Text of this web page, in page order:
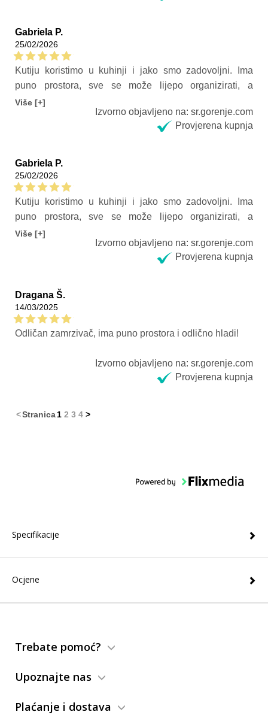
Gabriela P.
25/02/2026
Kutiju koristimo u kuhinji i jako smo zadovoljni. Ima
puno prostora, sve se može lijepo organizirati, a
poklopac se lako otvara i zatvara. Iznimno je tiha, uopće
je se ne čuje dok radi. Savršeno održava temperaturu i
Više [+]
Izvorno objavljeno na: sr.gorenje.com
Provjerena kupnja
Gabriela P.
25/02/2026
Kutiju koristimo u kuhinji i jako smo zadovoljni. Ima
puno prostora, sve se može lijepo organizirati, a
poklopac se lako otvara i zatvara. Ono što nam je
posebno važno jest da je izuzetno tiha - gotovo nečujna,
što je idealno jer je u kuhinji. Savršeno održava
kvalitetnom i pouzdanom. Za svaku preporuku, posebno
ako tražite tihu i praktičnu zamrzivačicu za svakodnevnu
upotrebu.
Više [+]
Izvorno objavljeno na: sr.gorenje.com
Provjerena kupnja
Dragana Š.
14/03/2025
Odličan zamrzivač, ima puno prostora i odlično hladi!
Izvorno objavljeno na: sr.gorenje.com
Provjerena kupnja
<Stranica1 2 3 4 >
Specifikacije
Ocjene
Trebate pomoć?
Upoznajte nas
Plaćanje i dostava